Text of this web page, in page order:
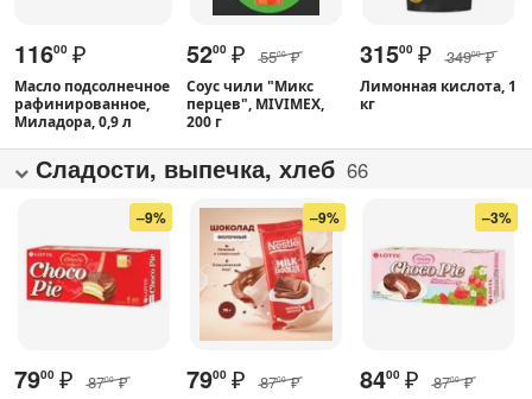
11600 ₽
Масло подсолнечное
рафинированное,
Миладора, 0,9 л
5200 ₽ 5500 ₽
Соус чили "Микс
перцев", MIVIMEX,
200 г
31500 ₽ 34900 ₽
Лимонная кислота, 1
кг
Сладости, выпечка, хлеб 66
–9%
7900 ₽ 8700 ₽
–9%
7900 ₽ 8700 ₽
–3%
8400 ₽ 8700 ₽